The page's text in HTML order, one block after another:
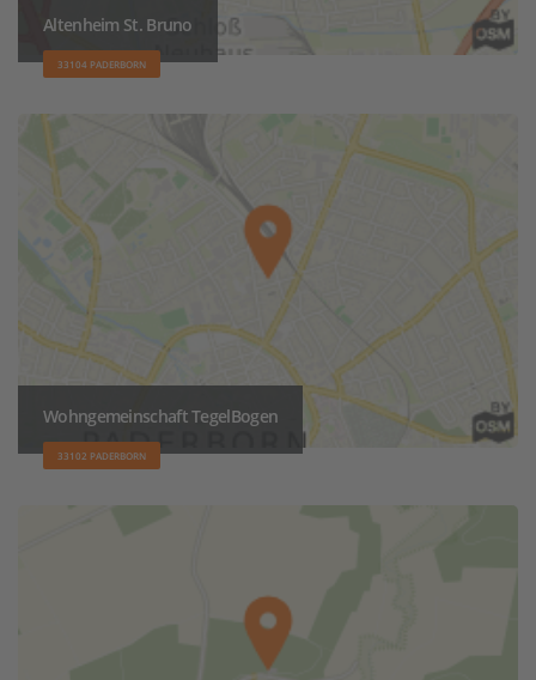
Altenheim St. Bruno
33104 PADERBORN
Wohngemeinschaft TegelBogen
33102 PADERBORN